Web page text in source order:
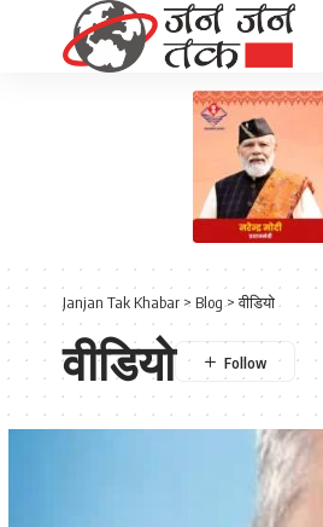
Janjan Tak Khabar > Blog>वीडियो
वीडियो